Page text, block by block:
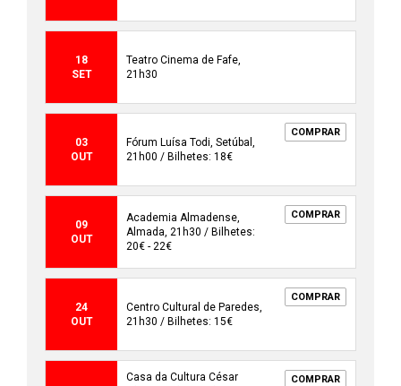
18
SET
Teatro Cinema de Fafe,
21h30
03
OUT
Fórum Luísa Todi, Setúbal,
21h00 / Bilhetes: 18€
COMPRAR
09
OUT
Academia Almadense,
Almada, 21h30 / Bilhetes:
20€ - 22€
COMPRAR
24
OUT
Centro Cultural de Paredes,
21h30 / Bilhetes: 15€
COMPRAR
Casa da Cultura César
COMPRAR